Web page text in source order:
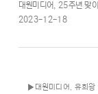
대원미디어, 25주년 맞
2023-12-18
▶대원미디어, 유희